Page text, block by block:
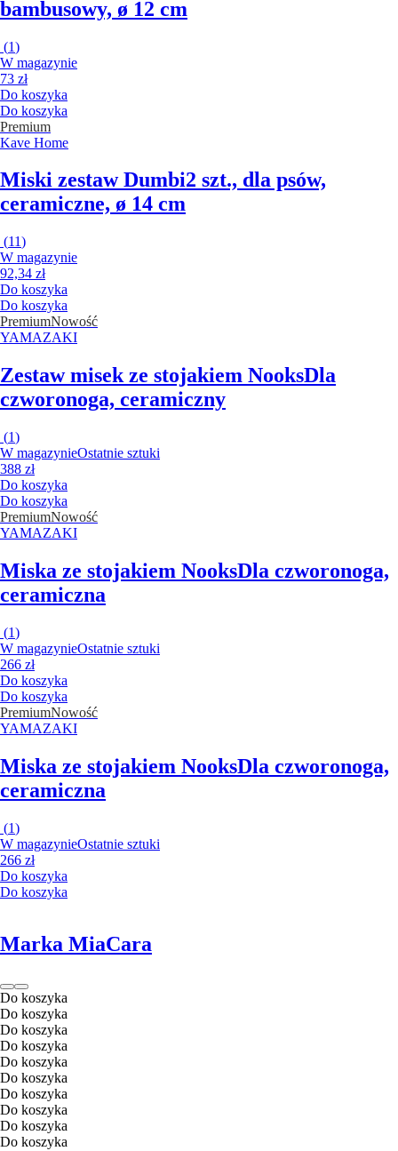
bambusowy, ø 12 cm
(1)
W magazynie
73 zł
Do koszyka
Do koszyka
Premium
Kave Home
Miski zestaw Dumbi2 szt., dla psów,
ceramiczne, ø 14 cm
(11)
W magazynie
92,34 zł
Do koszyka
Do koszyka
PremiumNowość
YAMAZAKI
Zestaw misek ze stojakiem NooksDla
czworonoga, ceramiczny
(1)
W magazynieOstatnie sztuki
388 zł
Do koszyka
Do koszyka
PremiumNowość
YAMAZAKI
Miska ze stojakiem NooksDla czworonoga,
ceramiczna
(1)
W magazynieOstatnie sztuki
266 zł
Do koszyka
Do koszyka
PremiumNowość
YAMAZAKI
Miska ze stojakiem NooksDla czworonoga,
ceramiczna
(1)
W magazynieOstatnie sztuki
266 zł
Do koszyka
Do koszyka
Marka MiaCara
Do koszyka
Do koszyka
Do koszyka
Do koszyka
Do koszyka
Do koszyka
Do koszyka
Do koszyka
Do koszyka
Do koszyka